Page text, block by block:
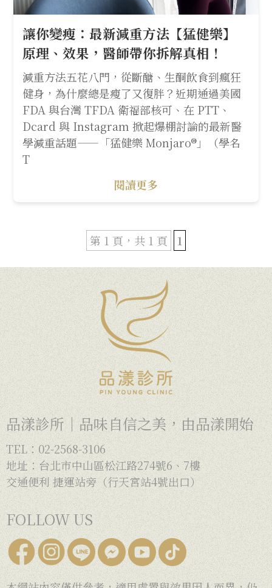
讓你變瘦：最新減重方法【猛健樂】
原理、效果，醫師帶你拆解真相！
減重方法五花八門，從斷醣、生酮飲食到瘋狂
健身，為什麼總是瘦了又復胖？近期通過美國
FDA 與台灣 TFDA 衛福部核可、在 PTT、
Dcard 與 Instagram 掀起爆棚討論的最新醫
學減重話題——「猛健樂 Monjaro®」（學名
T
閱讀更多
第 1 頁，共 1 頁 1
品漾診所｜品味自信之美，由品漾開始
TEL：02-2568-3106
地址：台北市中山區松江路274號6、7樓
交通便利 捷運站旁（行天宮站4號出口）
FOLLOW US